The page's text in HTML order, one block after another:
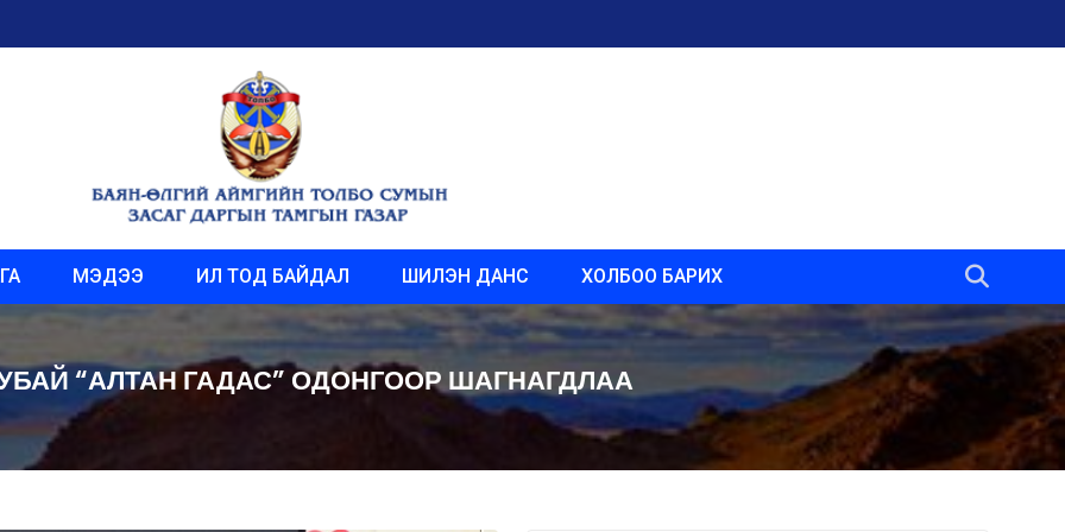
МЭДЭЭ ИЛ ТОД БАЙДАЛ ШИЛЭН ДАНС ХОЛБОО БАРИХ
“АЛТАН ГАДАС” ОДОНГООР ШАГНАГДЛАА